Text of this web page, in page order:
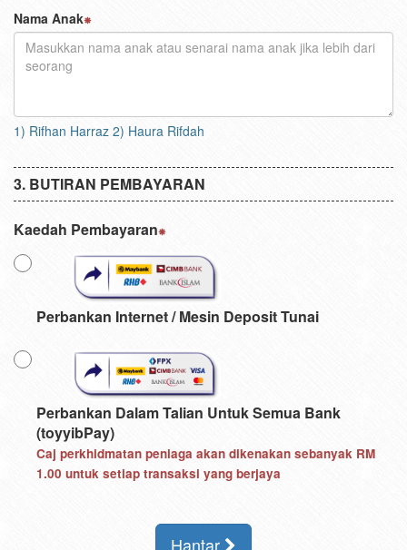
Nama Anak
1) Rifhan Harraz 2) Haura Rifdah
BUTIRAN PEMBAYARAN
Kaedah Pembayaran
Perbankan Internet / Mesin Deposit Tunai
Perbankan Dalam Talian Untuk Semua Bank
(toyyibPay)
Caj perkhidmatan peniaga akan dikenakan sebanyak RM
1.00 untuk setiap transaksi yang berjaya
Hantar